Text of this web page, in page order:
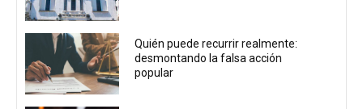
Quién puede recurrir realmente:
desmontando la falsa acción
popular